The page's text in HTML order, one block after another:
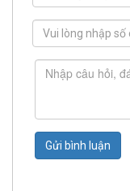
Gửi bình luận